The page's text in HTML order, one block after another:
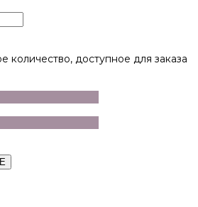
количество, доступное для заказа